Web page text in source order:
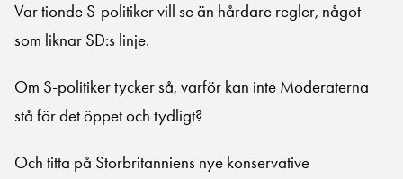
Var tionde S-politiker vill se än hårdare regler, något
som liknar SD:s linje.
Om S-politiker tycker så, varför kan inte Moderaterna
stå för det öppet och tydligt?
Och titta på Storbritanniens nye konservative